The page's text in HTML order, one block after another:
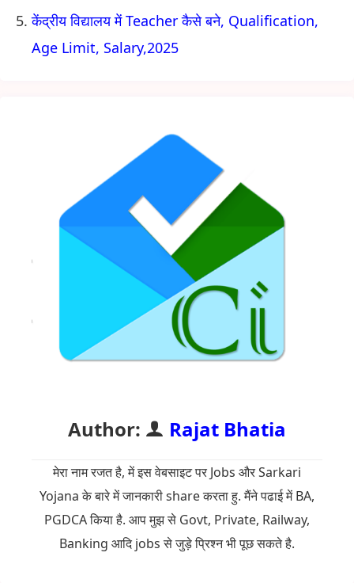
केंद्रीय विद्यालय में Teacher कैसे बने, Qualification,
Age Limit, Salary,2025
Author: Rajat Bhatia
मेरा नाम रजत है, में इस वेबसाइट पर Jobs और Sarkari
Yojana के बारे में जानकारी share करता हु. मैंने पढाई में BA,
PGDCA किया है. आप मुझ से Govt, Private, Railway,
Banking आदि jobs से जुड़े प्रिश्न भी पूछ सकते है.